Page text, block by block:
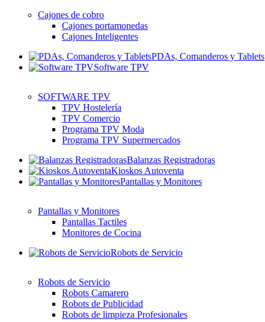
Cajones de cobro
Cajones portamonedas
Cajones Inteligentes
PDAs, Comanderos y Tablets
Software TPV
SOFTWARE TPV
TPV Hostelería
TPV Comercio
Programa TPV Moda
Programa TPV Supermercados
Balanzas Registradoras
Kioskos Autoventa
Pantallas y Monitores
Pantallas y Monitores
Pantallas Tactiles
Monitores de Cocina
Robots de Servicio
Robots de Servicio
Robots Camarero
Robots de Publicidad
Robots de limpieza Profesionales